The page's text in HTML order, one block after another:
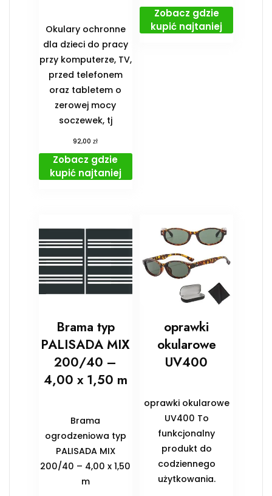
Okulary ochronne
dla dzieci do pracy
przy komputerze, TV,
przed telefonem
oraz tabletem o
zerowej mocy
soczewek, tj
92,00zł
Zobacz gdzie
kupić najtaniej
Zobacz gdzie
kupić najtaniej
Brama typ
PALISADA MIX
200/40 –
4,00 x 1,50 m
Brama
ogrodzeniowa typ
PALISADA MIX
200/40 – 4,00 x 1,50
m
oprawki
okularowe
UV400
oprawki okularowe
UV400 To
funkcjonalny
produkt do
codziennego
użytkowania.